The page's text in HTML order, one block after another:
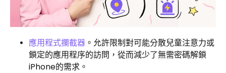
應用程式攔截器 。允許限制對可能分散兒童注意力或
鎖定的應用程序的訪問，從而減少了無需密碼解鎖
iPhone的需求。